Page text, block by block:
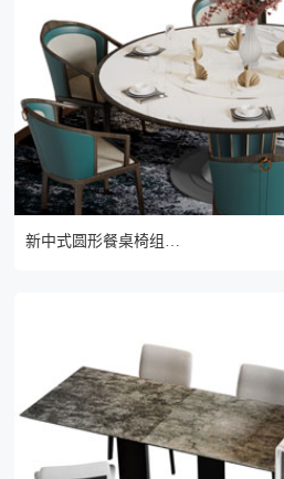
新中式圆形餐桌椅组合3d模型